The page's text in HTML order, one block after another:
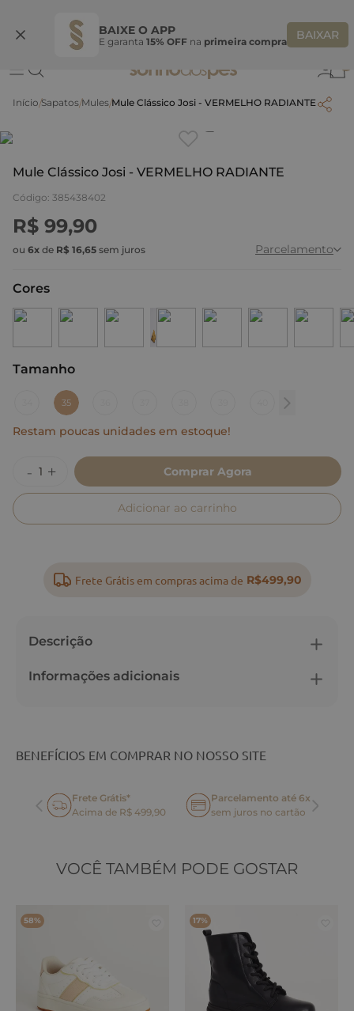
BAIXE O APP
E garanta 15% OFF na primeira compra BAIXAR
Ganhe 10% OFF na coleção utilizando o código do seu vendedor*
Sapatos Mules Mule Clássico Josi - VERMELHO RADIANTE
Mule Clássico Josi - VERMELHO RADIANTE
Código: 385438402
R$ 99,90
ou 6x de R$ 16,65 sem juros Parcelamento
Cores
Tamanho
35
Restam poucas unidades em estoque!
Comprar Agora
Adicionar ao carrinho
Frete Grátis em compras acima de R$499,90
Descrição
Informações adicionais
BENEFÍCIOS EM COMPRAR NO NOSSO SITE
Frete Grátis*
Acima de R$ 499,90
Parcelamento até 6x
sem juros no cartão
VOCÊ TAMBÉM PODE GOSTAR
58% 17%